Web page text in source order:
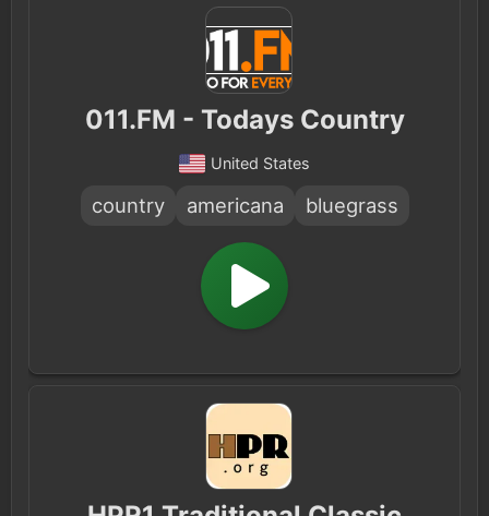
011.FM - Todays Country
United States
country americana bluegrass